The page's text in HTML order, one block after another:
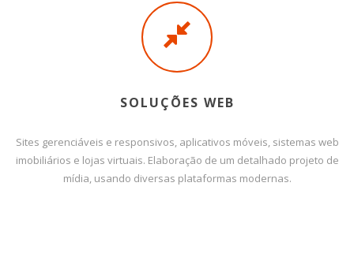
SOLUÇÕES WEB
Sites gerenciáveis e responsivos, aplicativos móveis, sistemas web
imobiliários e lojas virtuais. Elaboração de um detalhado projeto de
mídia, usando diversas plataformas modernas.